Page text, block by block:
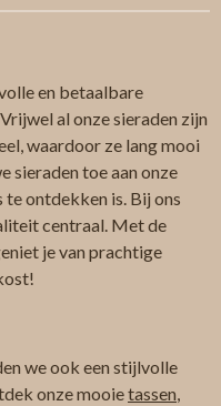
en betaalbare
al onze sieraden zijn
waardoor ze lang mooi
sieraden toe aan onze
ontdekken is. Bij ons
centraal. Met de
je van prachtige
we ook een stijlvolle
onze mooietassen,